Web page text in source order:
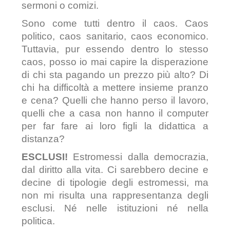
sermoni o comizi.
Sono come tutti dentro il caos. Caos
politico, caos sanitario, caos economico.
Tuttavia, pur essendo dentro lo stesso
caos, posso io mai capire la disperazione
di chi sta pagando un prezzo più alto? Di
chi ha difficoltà a mettere insieme pranzo
e cena? Quelli che hanno perso il lavoro,
quelli che a casa non hanno il computer
per far fare ai loro figli la didattica a
distanza?
ESCLUSI! Estromessi dalla democrazia,
dal diritto alla vita. Ci sarebbero decine e
decine di tipologie degli estromessi, ma
non mi risulta una rappresentanza degli
esclusi. Né nelle istituzioni né nella
politica.